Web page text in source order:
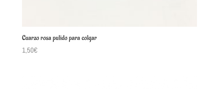
Cuarzo rosa pulido para colgar
1,50€